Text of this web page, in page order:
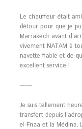
Le chauffeur était
détour pour que je
Marrakech avant
vivement NATAM à
navette fiable et de
excellent service !
——
Je suis tellement
transfert depuis
el-Fnaa et la